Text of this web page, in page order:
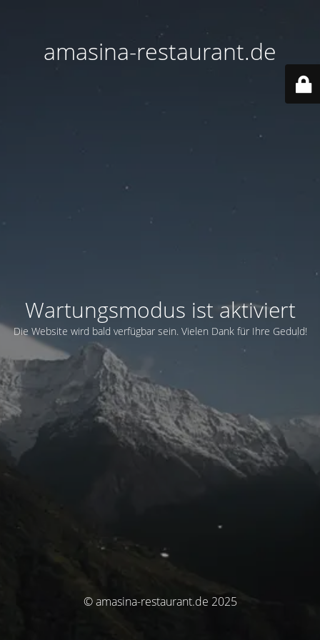
amasina-restaurant.de
Wartungsmodus ist aktiviert
Die Website wird bald verfügbar sein. Vielen Dank für Ihre Geduld!
© amasina-restaurant.de 2025